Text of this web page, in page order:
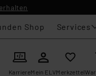
Shop Services
KarriereMein ELVMerkzettel